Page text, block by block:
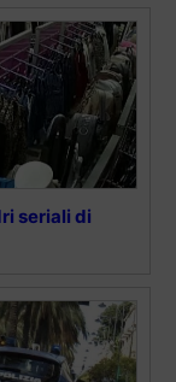
seriali di